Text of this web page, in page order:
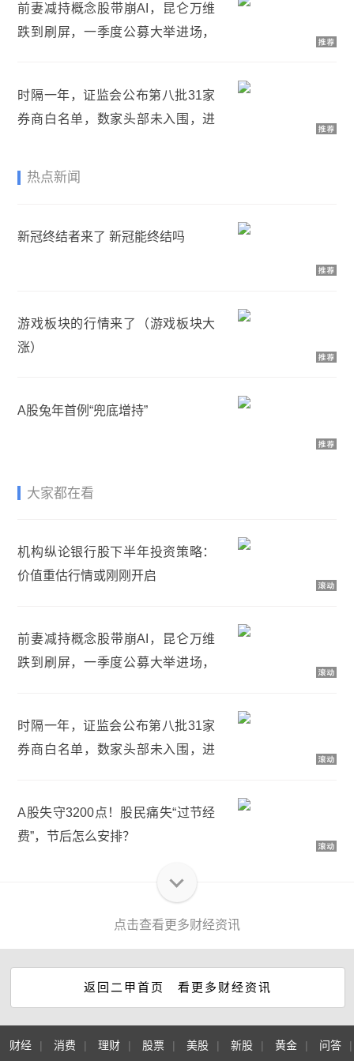
前妻减持概念股带崩AI，昆仑万维
跌到刷屏，一季度公募大举进场，
时隔一年，证监会公布第八批31家
券商白名单，数家头部未入围，进
热点新闻
新冠终结者来了 新冠能终结吗
游戏板块的行情来了（游戏板块大
涨）
A股兔年首例“兜底增持”
大家都在看
机构纵论银行股下半年投资策略：
价值重估行情或刚刚开启
前妻减持概念股带崩AI，昆仑万维
跌到刷屏，一季度公募大举进场，
时隔一年，证监会公布第八批31家
券商白名单，数家头部未入围，进
A股失守3200点！股民痛失“过节经
费”，节后怎么安排？
点击查看更多财经资讯
返回二甲首页 看更多财经资讯
财经 | 消费 | 理财 | 股票 | 美股 | 新股 | 黄金 | 问答